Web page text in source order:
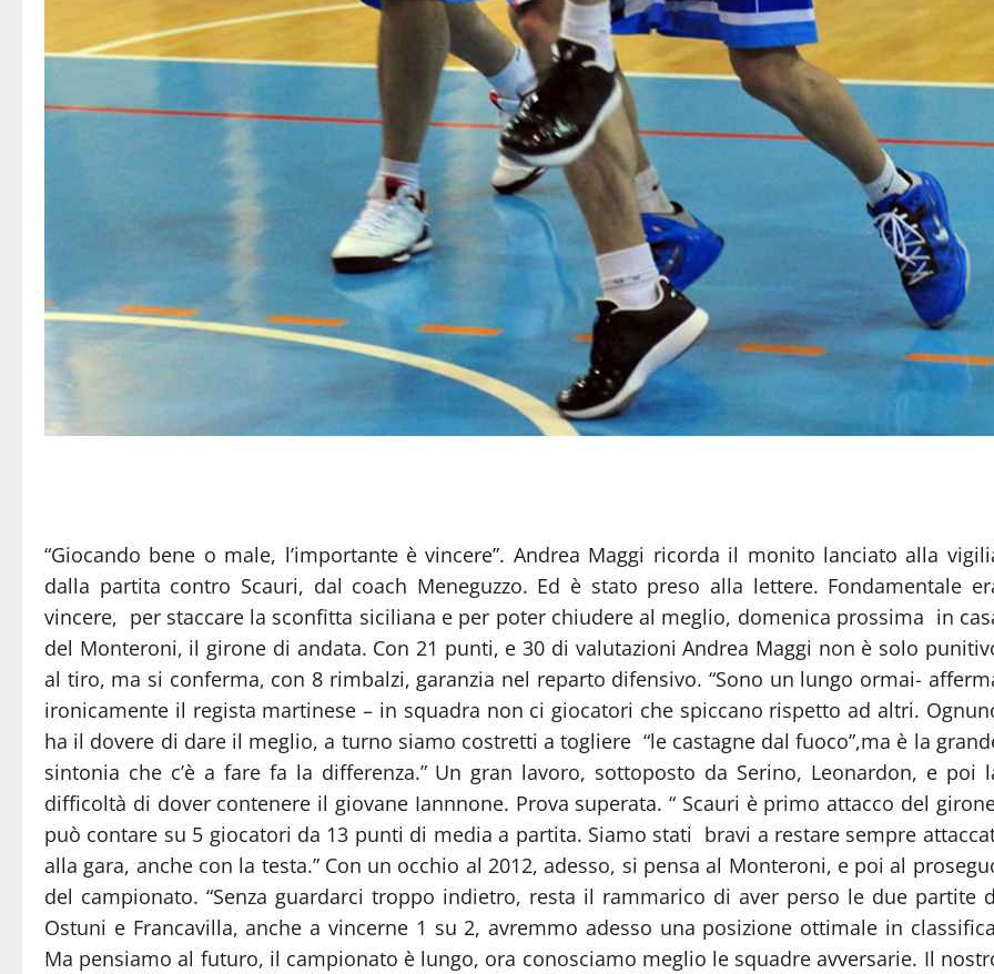
“Giocando bene o male, l’importante è vincere”. Andrea Maggi ricorda il monito lanciato alla
dalla partita contro Scauri, dal coach Meneguzzo. Ed è stato preso alla lettere. Fondamentale
vincere, per staccare la sconfitta siciliana e per poter chiudere al meglio, domenica prossima in
del Monteroni, il girone di andata. Con 21 punti, e 30 di valutazioni Andrea Maggi non è solo
al tiro, ma si conferma, con 8 rimbalzi, garanzia nel reparto difensivo. “Sono un lungo ormai-
ironicamente il regista martinese – in squadra non ci giocatori che spiccano rispetto ad altri.
ha il dovere di dare il meglio, a turno siamo costretti a togliere “le castagne dal fuoco”,ma è la
sintonia che c’è a fare fa la differenza.” Un gran lavoro, sottoposto da Serino, Leonardon, e poi
difficoltà di dover contenere il giovane Iannnone. Prova superata. “ Scauri è primo attacco del
può contare su 5 giocatori da 13 punti di media a partita. Siamo stati bravi a restare sempre
alla gara, anche con la testa.” Con un occhio al 2012, adesso, si pensa al Monteroni, e poi al
del campionato. “Senza guardarci troppo indietro, resta il rammarico di aver perso le due partite
Ostuni e Francavilla, anche a vincerne 1 su 2, avremmo adesso una posizione ottimale in
Ma pensiamo al futuro, il campionato è lungo, ora conosciamo meglio le squadre avversarie. Il